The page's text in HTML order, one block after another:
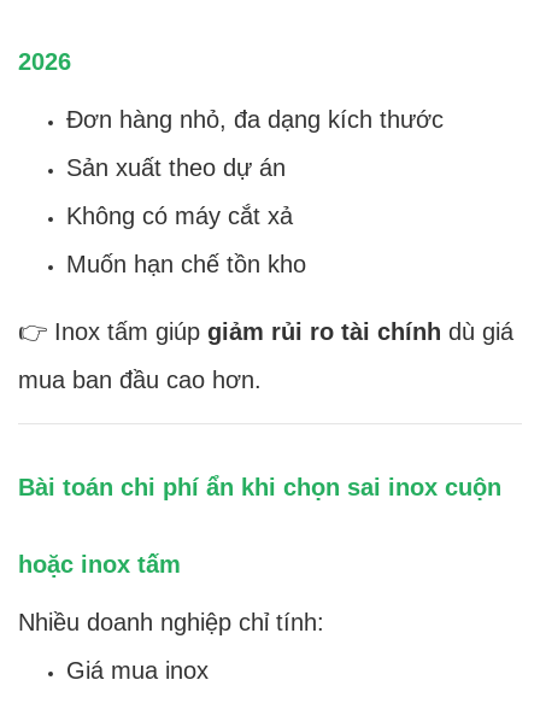
2026
Đơn hàng nhỏ, đa dạng kích thước
Sản xuất theo dự án
Không có máy cắt xả
Muốn hạn chế tồn kho
👉 Inox tấm giúp giảm rủi ro tài chính dù giá
mua ban đầu cao hơn.
Bài toán chi phí ẩn khi chọn sai inox cuộn
hoặc inox tấm
Nhiều doanh nghiệp chỉ tính:
Giá mua inox